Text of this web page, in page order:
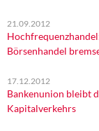
21.09.2012
Börsenhandel
17.12.2012
Bankenunion bleibt
Kapitalverkehrs